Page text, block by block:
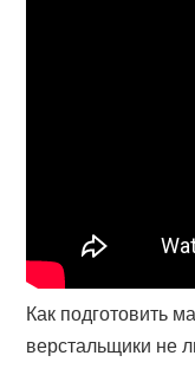
Как подготовить
верстальщики не